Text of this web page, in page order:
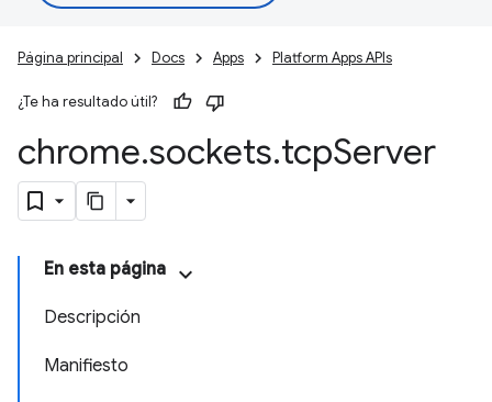
Página principal Docs Apps Platform Apps APIs
¿Te ha resultado útil?
chrome.sockets.tcpServer
En esta página
Descripción
Manifiesto